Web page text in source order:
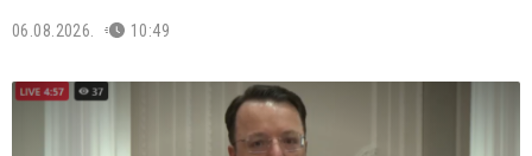
06.08.2026. 10:49